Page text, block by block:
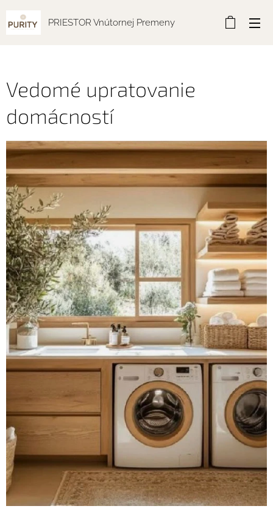
PRIESTOR Vnútornej Premeny
Vedomé upratovanie
domácností